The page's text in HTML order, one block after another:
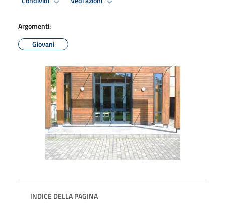
Argomenti:
Giovani
INDICE DELLA PAGINA